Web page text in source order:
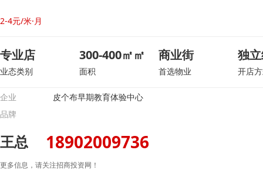
2-4元/米·月
专业店
业态类别
300-400㎡㎡
面积
商业街
首选物业
独
开店
企业
皮个布早期教育体验中心
品牌
王总 18902009736
更多信息，请关注招商投资网！